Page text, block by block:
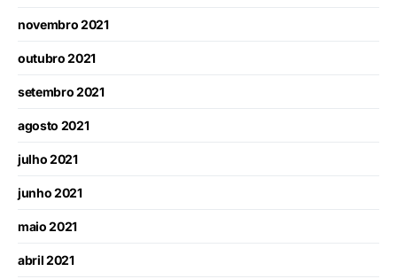
novembro 2021
outubro 2021
setembro 2021
agosto 2021
julho 2021
junho 2021
maio 2021
abril 2021